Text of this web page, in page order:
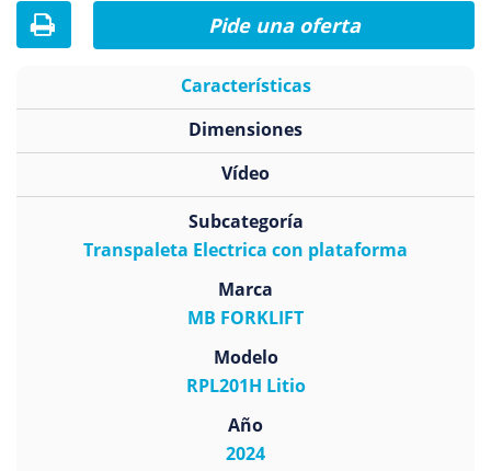
Pide una oferta
Características
Subcategoría
Transpaleta Electrica con plataforma
Marca
MB FORKLIFT
Modelo
RPL201H Litio
Año
2024
Dimensiones
Vídeo